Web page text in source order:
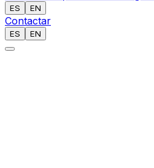
ES EN
Contactar
ES EN